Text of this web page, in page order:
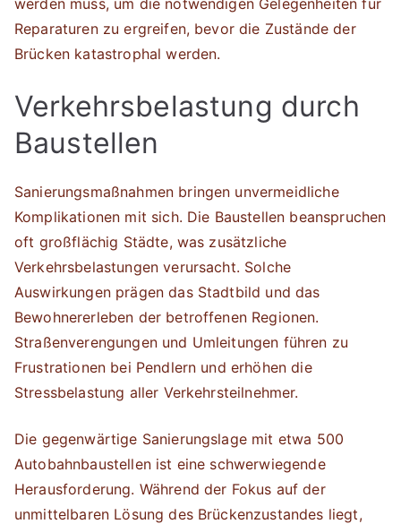
werden muss, um die notwendigen Gelegenheiten für
Reparaturen zu ergreifen, bevor die Zustände der
Brücken katastrophal werden.
Verkehrsbelastung durch
Baustellen
Sanierungsmaßnahmen bringen unvermeidliche
Komplikationen mit sich. Die Baustellen beanspruchen
oft großflächig Städte, was zusätzliche
Verkehrsbelastungen verursacht. Solche
Auswirkungen prägen das Stadtbild und das
Bewohnererleben der betroffenen Regionen.
Straßenverengungen und Umleitungen führen zu
Frustrationen bei Pendlern und erhöhen die
Stressbelastung aller Verkehrsteilnehmer.
Die gegenwärtige Sanierungslage mit etwa 500
Autobahnbaustellen ist eine schwerwiegende
Herausforderung. Während der Fokus auf der
unmittelbaren Lösung des Brückenzustandes liegt,